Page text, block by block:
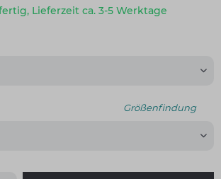
Lieferzeit ca. 3-5 Werktage
Größenfindung